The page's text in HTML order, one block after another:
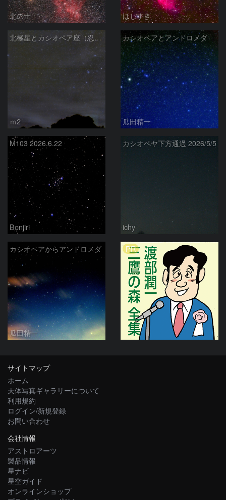
北の士 ほしすき
北極星とカシオペア座（忍び寄る秋）
ｍ2
カシオペアとアンドロメダ
瓜田精一
M103 2026.6.22
Bonjiri
カシオペヤ下方通過 2026/5/5
ichy
カシオペアからアンドロメダ
瓜田精一
PR
サイトマップ
ホーム
天体写真ギャラリーについて
利用規約
ログイン/新規登録
お問い合わせ
会社情報
アストロアーツ
製品情報
星ナビ
星空ガイド
オンラインショップ